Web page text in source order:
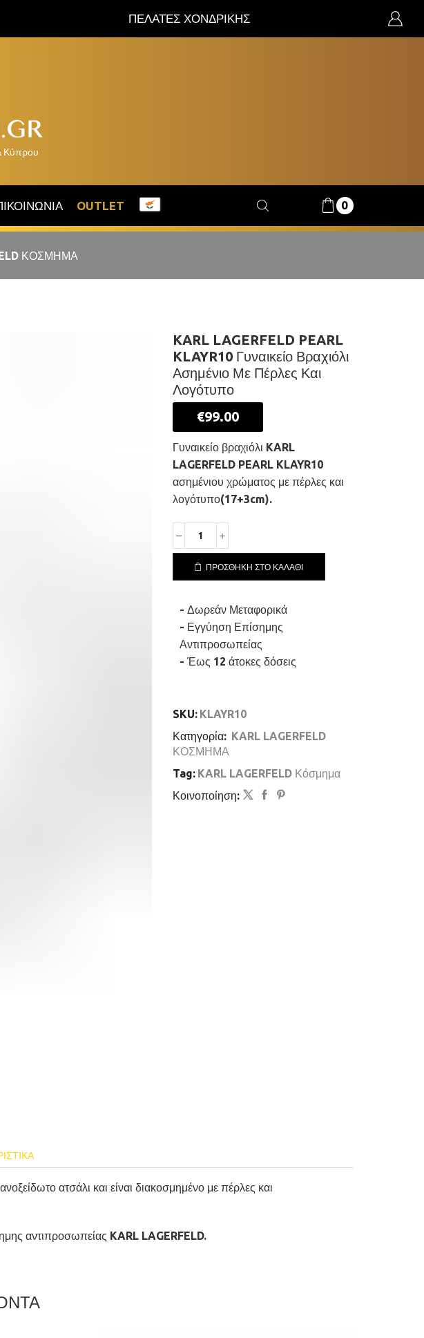
ΠΕΛΑΤΕΣ ΧΟΝΔΡΙΚΗΣ
OUTLET 0
ΚΟΣΜΗΜΑ
KARL LAGERFELD PEARL
KLAYR10 Γυναικείο Βραχιόλι
Ασημένιο Με Πέρλες Και
Λογότυπο
€99.00
Γυναικείο βραχιόλι KARL
LAGERFELD PEARL KLAYR10
ασημένιου χρώματος με πέρλες και
λογότυπο(17+3cm).
KARL
LAGERFELD
PEARL
KLAYR10
Βραχιόλι
Ασημένιο
Με
Πέρλες
Και
ΠΡΟΣΘΉΚΗ ΣΤΟ ΚΑΛΆΘΙ
- Δωρεάν Μεταφορικά
- Εγγύηση Επίσημης
Αντιπροσωπείας
- Έως 12 άτοκες δόσεις
SKU: KLAYR10
Κατηγορία: KARL LAGERFELD
ΚΟΣΜΗΜΑ
Tag: KARL LAGERFELD Κόσμημα
Κοινοποίηση:
ατσάλι και είναι διακοσμημένο με πέρλες και
αντιπροσωπείας KARL LAGERFELD.